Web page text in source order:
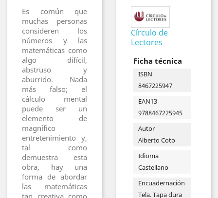
Es común que
muchas personas
consideren los
números y las
matemáticas como
algo difícil,
abstruso y
aburrido. Nada
más falso; el
cálculo mental
puede ser un
elemento de
magnífico
entretenimiento y,
tal como
demuestra esta
obra, hay una
forma de abordar
las matemáticas
tan creativa como
Círculo de
Lectores
Ficha técnica
ISBN
8467225947
EAN13
9788467225945
Autor
Alberto Coto
Idioma
Castellano
Encuadernación
Tela. Tapa dura